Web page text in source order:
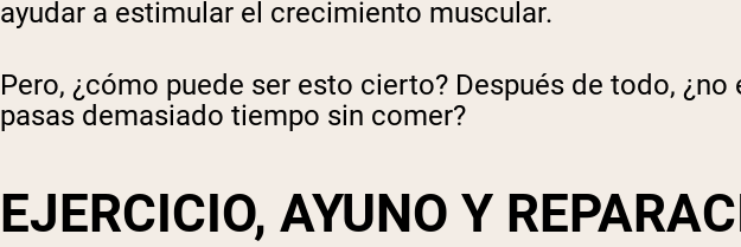
ayudar a estimular el crecimiento muscular.
Pero, ¿cómo puede ser esto cierto? Después de todo,
pasas demasiado tiempo sin comer?
EJERCICIO, AYUNO Y